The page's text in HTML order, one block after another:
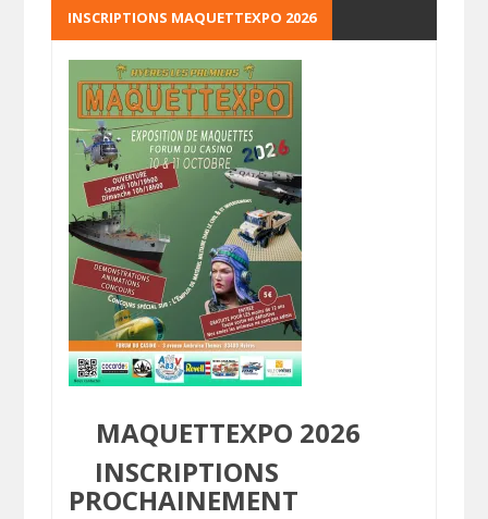
INSCRIPTIONS MAQUETTEXPO 2026
MAQUETTEXPO 2026
INSCRIPTIONS
PROCHAINEMENT